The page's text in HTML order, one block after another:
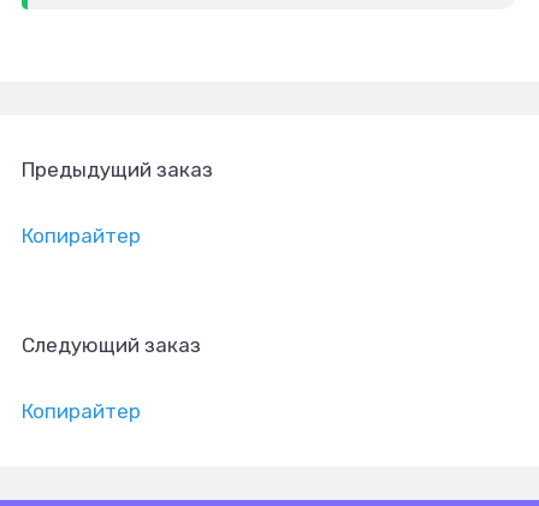
Предыдущий заказ
Копирайтер
Следующий заказ
Копирайтер